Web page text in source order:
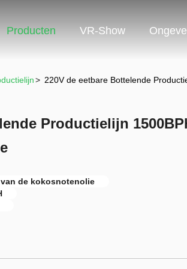
Producten VR-Show
> 220V de eetbare Bottelende
Productielijn
de kokosnotenolie